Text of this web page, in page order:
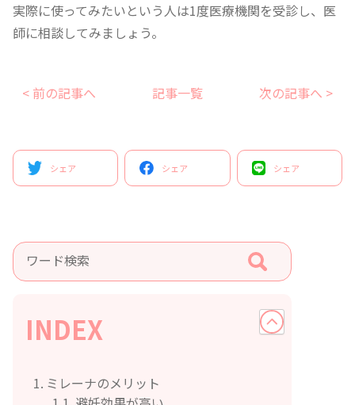
実際に使ってみたいという人は1度医療機関を受診し、医
師に相談してみましょう。
< 前の記事へ 記事一覧 次の記事へ >
シェア シェア シェア
INDEX
ミレーナのメリット